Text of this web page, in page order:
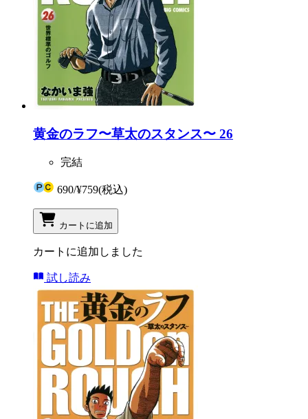
黄金のラフ〜草太のスタンス〜 26
完結
690/¥759(税込)
カートに追加
カートに追加しました
試し読み